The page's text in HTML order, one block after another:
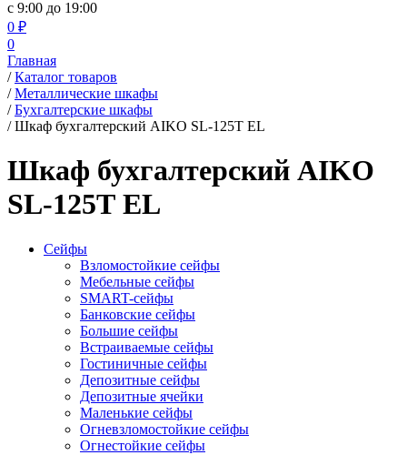
с 9:00 до 19:00
0 ₽
0
Главная
/ Каталог товаров
/ Металлические шкафы
/ Бухгалтерские шкафы
/ Шкаф бухгалтерский AIKO SL-125Т EL
Шкаф бухгалтерский AIKO
SL-125Т EL
Сейфы
Взломостойкие сейфы
Мебельные сейфы
SMART-сейфы
Банковские сейфы
Большие сейфы
Встраиваемые сейфы
Гостиничные сейфы
Депозитные сейфы
Депозитные ячейки
Маленькие сейфы
Огневзломостойкие сейфы
Огнестойкие сейфы